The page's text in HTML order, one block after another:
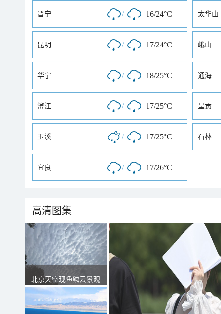
晋宁 / 16/24°C 太华山
昆明 / 17/24°C 峨山
华宁 / 18/25°C 通海
澄江 / 17/25°C 呈贡
玉溪 / 17/25°C 石林
宜良 / 17/26°C
高清图集
北京天空现鱼鳞云景观